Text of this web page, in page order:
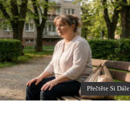
Přečtěte Si Dále